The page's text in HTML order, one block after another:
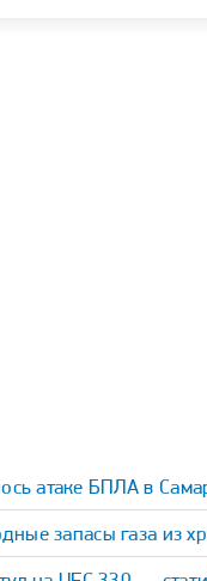
атаке БПЛА в
запасы газа из